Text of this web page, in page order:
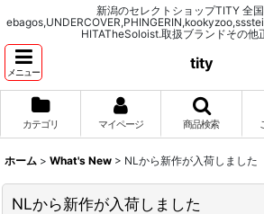
新潟のセレクトショップTITY 全
HITATheSoloist.取扱ブランドその他
メニュー
tity
カテゴリ マイページ 商品検索
ホーム > What's New > NLから新作が入荷しました
NLから新作が入荷しました